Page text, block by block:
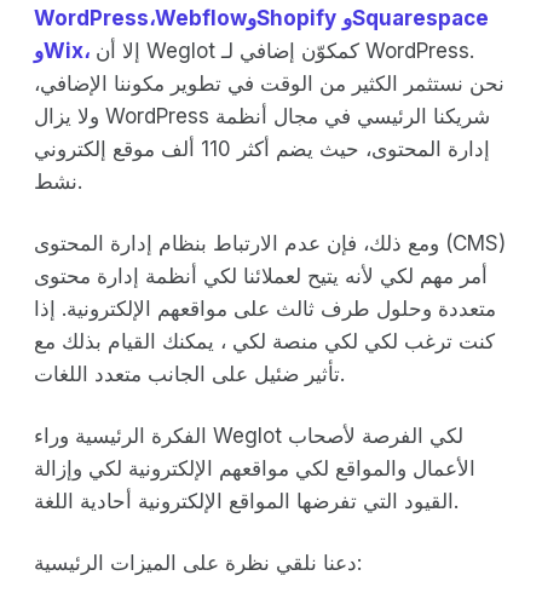
WordPress،Webflow وShopify
وSquarespace
وWix،
نحن نستثمر الكثير من الوقت في تطوير مكوننا الإضافي،
ولا يزال WordPress شريكنا الرئيسي في مجال أنظمة
إدارة المحتوى، حيث يضم أكثر 110 ألف موقع إلكتروني
نشط.
ومع ذلك، فإن عدم الارتباط بنظام إدارة المحتوى (CMS)
أمر مهم لكي لأنه يتيح لعملائنا لكي أنظمة إدارة محتوى
متعددة وحلول طرف ثالث على مواقعهم الإلكترونية. إذا
كنت ترغب لكي لكي منصة لكي ، يمكنك القيام بذلك مع
تأثير ضئيل على الجانب متعدد اللغات.
الفكرة الرئيسية وراء Weglot لكي الفرصة لأصحاب
الأعمال والمواقع لكي مواقعهم الإلكترونية لكي وإزالة
القيود التي تفرضها المواقع الإلكترونية أحادية اللغة.
دعنا نلقي نظرة على الميزات الرئيسية: